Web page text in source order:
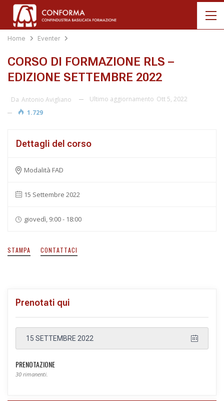
Home Eventer
CORSO DI FORMAZIONE RLS –
EDIZIONE SETTEMBRE 2022
Da Antonio Avigliano Ultimo aggiornamento Ott 5, 2022
1.729
Dettagli del corso
Modalità FAD
15 Settembre 2022
giovedì, 9:00 - 18:00
STAMPA CONTATTACI
Prenotati qui
15 SETTEMBRE 2022
PRENOTAZIONE
30 rimanenti.